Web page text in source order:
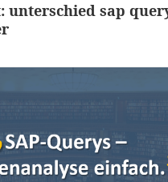
unterschied sap